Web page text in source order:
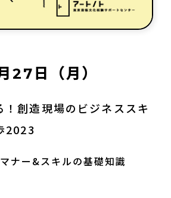
27日（月）
！創造現場のビジネススキ
2023
ナー&スキルの基礎知識